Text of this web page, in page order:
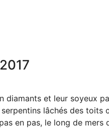
diamants et leur soyeux
lâchés des toits
en pas, le long de mers